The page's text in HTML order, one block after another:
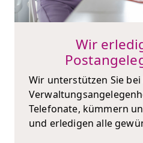
Wir
Wir unterstützen Sie bei
Telefonate, kümmern
und erledigen alle